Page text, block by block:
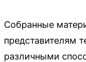
Собранные
представителям
различными